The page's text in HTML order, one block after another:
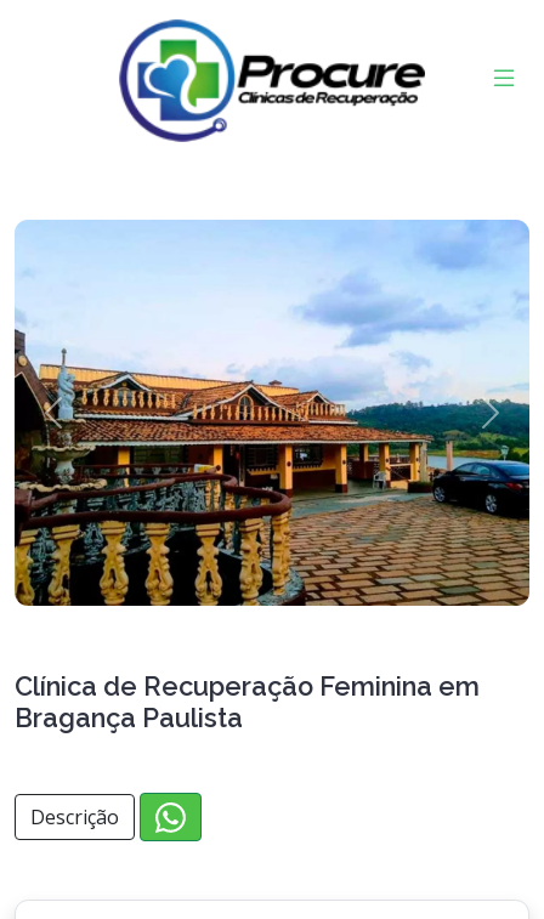
Previous Next
Clínica de Recuperação Feminina em
Bragança Paulista
Descrição